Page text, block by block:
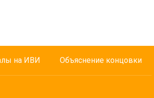
на ИВИ Объяснение концовки